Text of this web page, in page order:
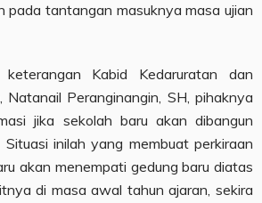
pada tantangan masuknya masa ujian
keterangan Kabid Kedaruratan dan
Natanail Peranginangin, SH, pihaknya
jika sekolah baru akan dibangun
inilah yang membuat perkiraan
akan menempati gedung baru diatas
di masa awal tahun ajaran, sekira